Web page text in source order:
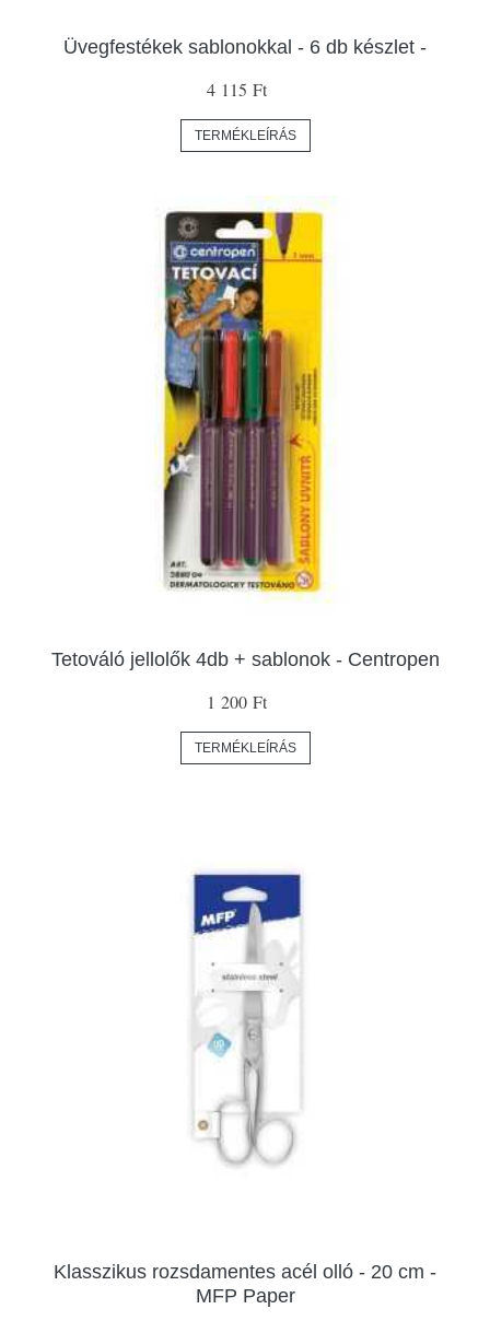
Üvegfestékek sablonokkal - 6 db készlet -
4 115 Ft
TERMÉKLEÍRÁS
Tetováló jellolők 4db + sablonok - Centropen
1 200 Ft
TERMÉKLEÍRÁS
Klasszikus rozsdamentes acél olló - 20 cm -
MFP Paper